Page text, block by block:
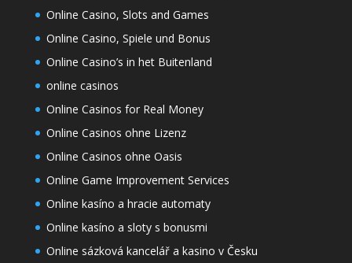
Online Casino, Slots and Games
Online Casino, Spiele und Bonus
Online Casino’s in het Buitenland
online casinos
Online Casinos for Real Money
Online Casinos ohne Lizenz
Online Casinos ohne Oasis
Online Game Improvement Services
Online kasíno a hracie automaty
Online kasíno a sloty s bonusmi
Online sázková kancelář a kasino v Česku